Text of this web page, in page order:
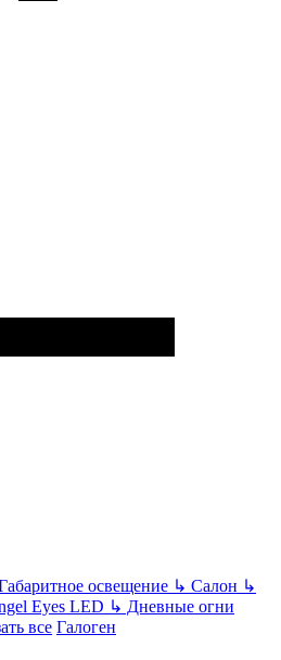
освещение ↳ Салон ↳
Eyes LED ↳ Дневные огни
все Галоген